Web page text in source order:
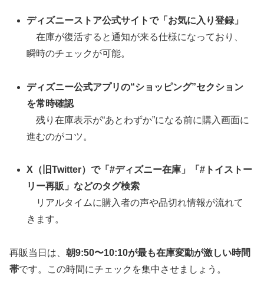
ディズニーストア公式サイトで「お気に入り登録」
在庫が復活すると通知が来る仕様になっており、
瞬時のチェックが可能。
ディズニー公式アプリの“ショッピング”セクション
を常時確認
残り在庫表示が“あとわずか”になる前に購入画面に
進むのがコツ。
X（旧Twitter）で「#ディズニー在庫」「#トイストー
リー再販」などのタグ検索
リアルタイムに購入者の声や品切れ情報が流れて
きます。
再販当日は、 朝9:50〜10:10が最も在庫変動が激しい時間
帯です。この時間にチェックを集中させましょう。